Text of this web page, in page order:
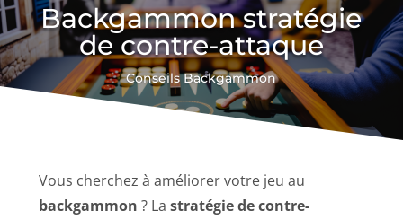
Backgammon stratégie
de contre-attaque
Conseils Backgammon
Vous cherchez à améliorer votre jeu au
backgammon ? Lastratégie de contre-